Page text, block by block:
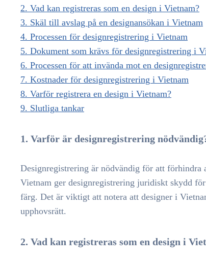
2. Vad kan registreras som en design i Vietnam?
3. Skäl till avslag på en designansökan i Vietnam
4. Processen för designregistrering i Vietnam
5. Dokument som krävs för designregistrering i
6. Processen för att invända mot en
7. Kostnader för designregistrering i Vietnam
8. Varför registrera en design i Vietnam?
9. Slutliga tankar
1. Varför är designregistrering
Designregistrering är nödvändig för att
Vietnam ger designregistrering juridiskt skydd
färg. Det är viktigt att notera att designer i
upphovsrätt.
2. Vad kan registreras som en design i